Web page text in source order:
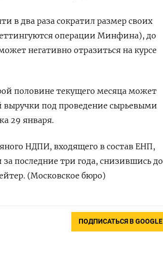
в два раза сократил ‍размер своих
операции Минфина), до
негативно отразиться на курсе
половине текущего месяца может
выручки под проведение сырьевыми
⁠29 января.
НДПИ, входящего в состав ЕНП,
последние три года, снизившись до
(Московское бюро)
ПОДПИСАТЬСЯ В GOOGLE